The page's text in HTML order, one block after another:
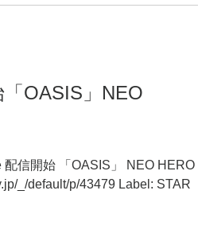
OASIS」NEO
信開始 「OASIS」 NEO HERO
_/default/p/43479 Label: STAR